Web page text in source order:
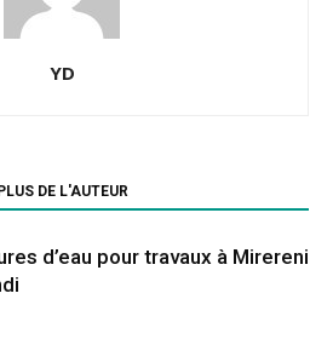
YD
PLUS DE L'AUTEUR
d’eau pour travaux à Mirereni